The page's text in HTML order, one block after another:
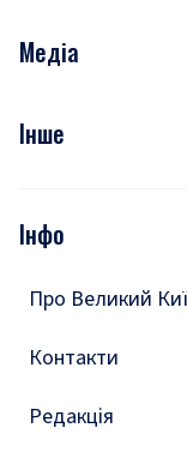
Рецепти
Медіа
Фото
Подкасти
Інше
Тести
Інфо
Про Великий
Контакти
Редакція